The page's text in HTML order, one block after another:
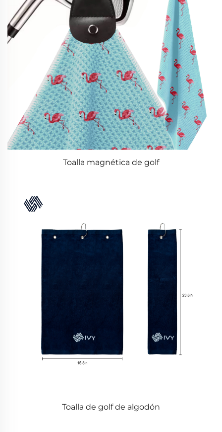
Toalla magnética de golf
Toalla de golf de algodón